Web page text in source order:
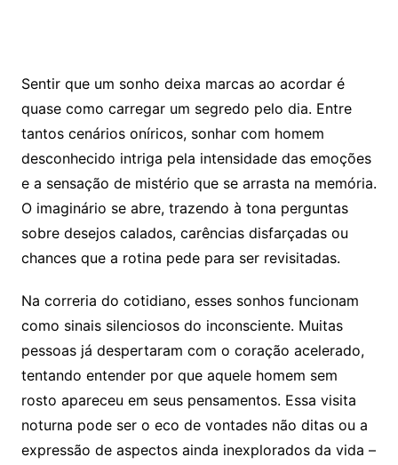
Sentir que um sonho deixa marcas ao acordar é
quase como carregar um segredo pelo dia. Entre
tantos cenários oníricos, sonhar com homem
desconhecido intriga pela intensidade das emoções
e a sensação de mistério que se arrasta na memória.
O imaginário se abre, trazendo à tona perguntas
sobre desejos calados, carências disfarçadas ou
chances que a rotina pede para ser revisitadas.
Na correria do cotidiano, esses sonhos funcionam
como sinais silenciosos do inconsciente. Muitas
pessoas já despertaram com o coração acelerado,
tentando entender por que aquele homem sem
rosto apareceu em seus pensamentos. Essa visita
noturna pode ser o eco de vontades não ditas ou a
expressão de aspectos ainda inexplorados da vida –